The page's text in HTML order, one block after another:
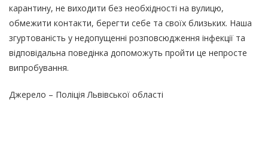
карантину, не виходити без необхідності на вулицю,
обмежити контакти, берегти себе та своїх близьких. Наша
згуртованість у недопущенні розповсюдження інфекції та
відповідальна поведінка допоможуть пройти це непросте
випробування.
Джерело – Поліція Львівської області